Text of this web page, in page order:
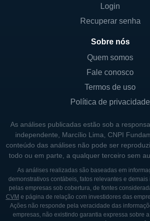
Até o momento, a Tuscan
em identificar empresas em
tecnologia e saúde, que
crescimento. Essas áreas são
fundamentais para a adaptação
demandas do mercado e às
comportamentais dos
tecnológica acelerada.
CONTROLADORES E
SÓCIOS
A estrutura acionária da Tuscan
típica das SPACs, onde os
Login
Recuperar senha
Sobre nós
Quem somos
Fale conosco
Termos de uso
Política de privacidade
As análises publicadas estão sob a
independente, Marcílio Lima, CNPI
conteúdo das análises não pode ser
todo ou em parte, a qualquer terceiro sem
As análises realizadas são baseadas em
demonstrativos contábeis, fatos relevantes e
pelas empresas sob cobertura, de fontes
CVM e página de relação com investidores das
Ações não responde pela veracidade das
empresas, não existindo garantia expressa sobre